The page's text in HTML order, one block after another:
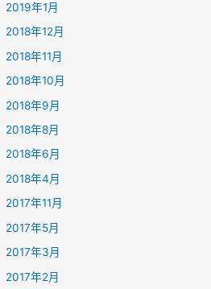
2019年1月
2018年12月
2018年11月
2018年10月
2018年9月
2018年8月
2018年6月
2018年4月
2017年11月
2017年5月
2017年3月
2017年2月